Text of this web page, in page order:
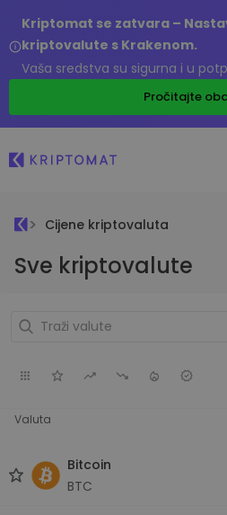
Kriptomat se zatvara –
kriptovalute s Krakenom.
Vaša sredstva su sigurna i u
Pročitajte
Cijene kriptovaluta
Sve kriptovalute
Valuta
Bitcoin
BTC